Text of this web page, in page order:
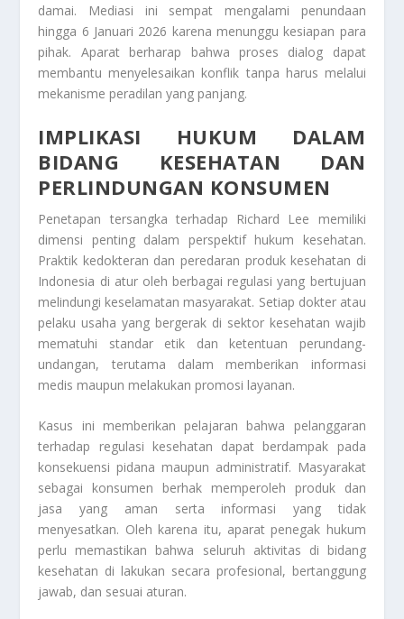
damai. Mediasi ini sempat mengalami penundaan
hingga 6 Januari 2026 karena menunggu kesiapan para
pihak. Aparat berharap bahwa proses dialog dapat
membantu menyelesaikan konflik tanpa harus melalui
mekanisme peradilan yang panjang.
IMPLIKASI HUKUM DALAM
BIDANG KESEHATAN DAN
PERLINDUNGAN KONSUMEN
Penetapan tersangka terhadap Richard Lee memiliki
dimensi penting dalam perspektif hukum kesehatan.
Praktik kedokteran dan peredaran produk kesehatan di
Indonesia di atur oleh berbagai regulasi yang bertujuan
melindungi keselamatan masyarakat. Setiap dokter atau
pelaku usaha yang bergerak di sektor kesehatan wajib
mematuhi standar etik dan ketentuan perundang-
undangan, terutama dalam memberikan informasi
medis maupun melakukan promosi layanan.
Kasus ini memberikan pelajaran bahwa pelanggaran
terhadap regulasi kesehatan dapat berdampak pada
konsekuensi pidana maupun administratif. Masyarakat
sebagai konsumen berhak memperoleh produk dan
jasa yang aman serta informasi yang tidak
menyesatkan. Oleh karena itu, aparat penegak hukum
perlu memastikan bahwa seluruh aktivitas di bidang
kesehatan di lakukan secara profesional, bertanggung
jawab, dan sesuai aturan.